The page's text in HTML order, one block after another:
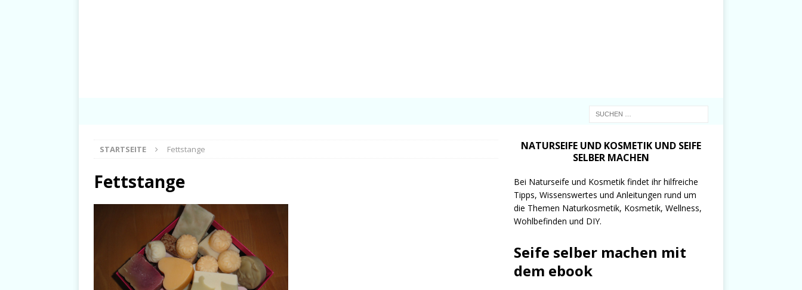
STARTSEITE Fettstange
Fettstange
NATURSEIFE UND KOSMETIK UND SEIFE
SELBER MACHEN
Bei Naturseife und Kosmetik findet ihr hilfreiche
Tipps, Wissenswertes und Anleitungen rund um
die Themen Naturkosmetik, Kosmetik, Wellness,
Wohlbefinden und DIY.
Seife selber machen mit
dem ebook